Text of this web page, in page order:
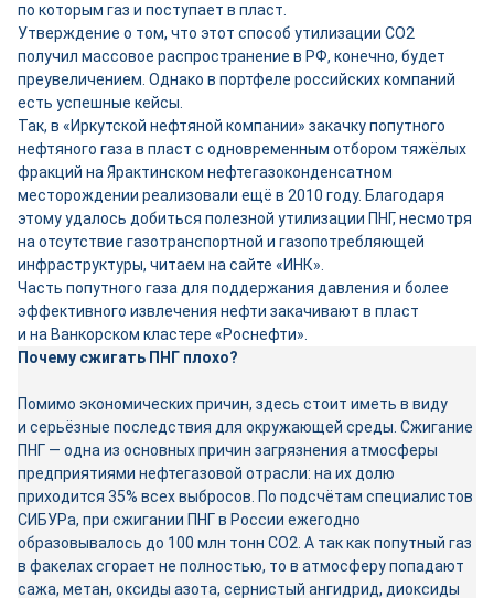
по которым газ и поступает в пласт.
Утверждение о том, что этот способ утилизации СО2
получил массовое распространение в РФ, конечно, будет
преувеличением. Однако в портфеле российских компаний
есть успешные кейсы.
Так, в «Иркутской нефтяной компании» закачку попутного
нефтяного газа в пласт с одновременным отбором тяжёлых
фракций на Ярактинском нефтегазоконденсатном
месторождении реализовали ещё в 2010 году. Благодаря
этому удалось добиться полезной утилизации ПНГ, несмотря
на отсутствие газотранспортной и газопотребляющей
инфраструктуры, читаем на сайте «ИНК».
Часть попутного газа для поддержания давления и более
эффективного извлечения нефти закачивают в пласт
и на Ванкорском кластере «Роснефти».
Почему сжигать ПНГ плохо?
Помимо экономических причин, здесь стоит иметь в виду
и серьёзные последствия для окружающей среды. Сжигание
ПНГ — одна из основных причин загрязнения атмосферы
предприятиями нефтегазовой отрасли: на их долю
приходится 35% всех выбросов. По подсчётам специалистов
СИБУРа, при сжигании ПНГ в России ежегодно
образовывалось до 100 млн тонн СО2. А так как попутный газ
в факелах сгорает не полностью, то в атмосферу попадают
сажа, метан, оксиды азота, сернистый ангидрид, диоксиды